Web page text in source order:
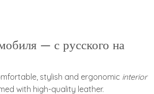
— с русского на
stylish and ergonomic interior
with high-quality leather.